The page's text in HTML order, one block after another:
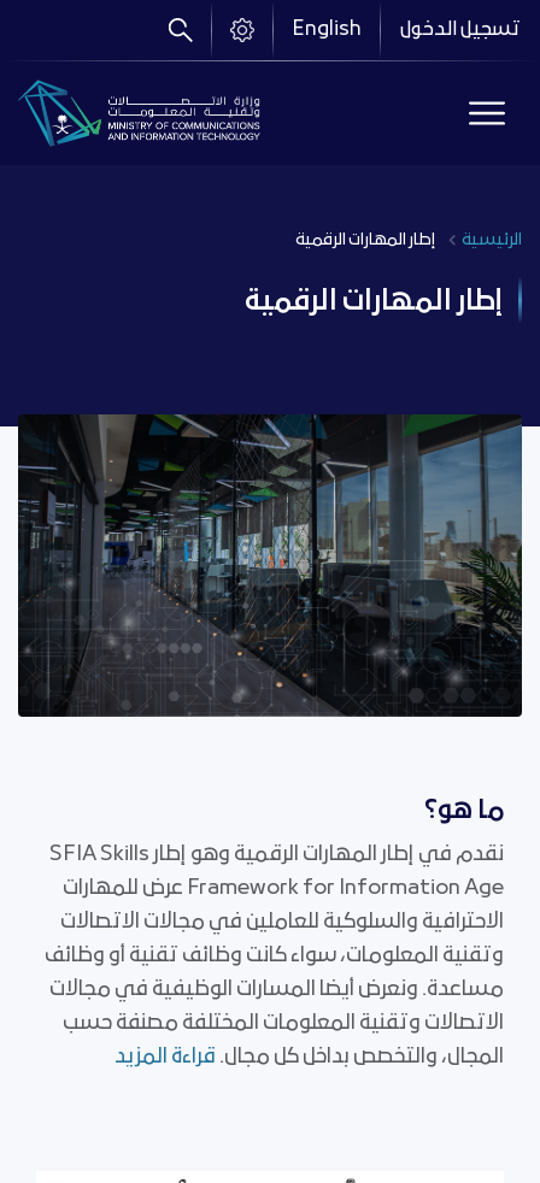
تجاوز
إلى
الرئيسي
تسجيل الدخول English
Breadcrumb
الرئيسية إطار المهارات الرقمية
إطار المهارات الرقمية
ما هو؟
نقدم في إطار المهارات الرقمية وهو إطار SFIA Skills
Framework for Information Age عرض للمهارات
الاحترافية والسلوكية للعاملين في مجالات الاتصالات
وتقنية المعلومات، سواء كانت وظائف تقنية أو وظائف
مساعدة. ونعرض أيضا المسارات الوظيفية في مجالات
الاتصالات وتقنية المعلومات المختلفة مصنفة حسب
المجال، والتخصص بداخل كل مجال. قراءة المزيد